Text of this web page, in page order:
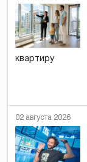
квартиру
02 августа 2026